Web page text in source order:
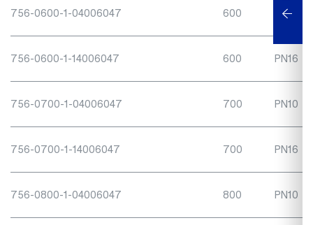
756-0600-1-04006047 600 PN10
756-0600-1-14006047 600 PN16
756-0700-1-04006047 700 PN10
756-0700-1-14006047 700 PN16
756-0800-1-04006047 800 PN10